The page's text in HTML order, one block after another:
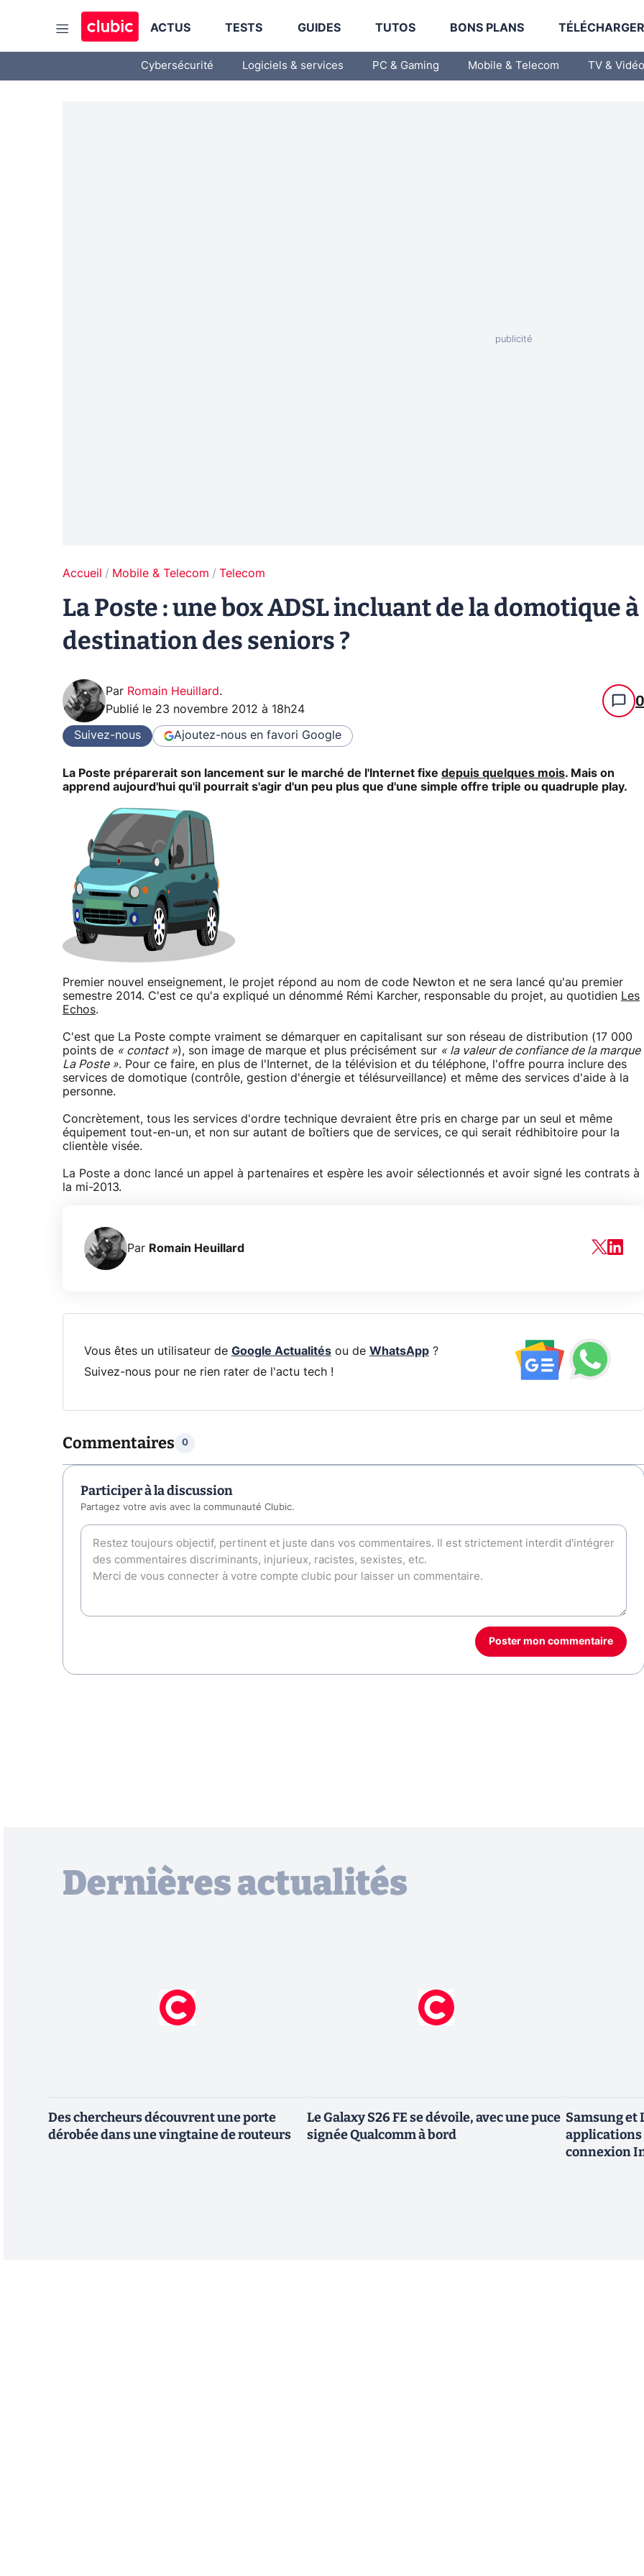
ACTUS TESTS GUIDES TUTOS BONS PLANS
Cybersécurité Logiciels & services PC & Gaming Mobile & Telecom TV & Vidéo
Accueil Mobile & Telecom Telecom
La Poste : une box ADSL incluant de la domotique à
destination des seniors ?
Par Romain Heuillard.
Publié le 23 novembre 2012 à 18h24 0
Suivez-nous Ajoutez-nous en favori Google
La Poste préparerait son lancement sur le marché de l'Internet fixe depuis quelques mois. Mais on
apprend aujourd'hui qu'il pourrait s'agir d'un peu plus que d'une simple offre triple ou quadruple play.
Premier nouvel enseignement, le projet répond au nom de code Newton et ne sera lancé qu'au premier
semestre 2014. C'est ce qu'a expliqué un dénommé Rémi Karcher, responsable du projet, au quotidien Les
Echos.
C'est que La Poste compte vraiment se démarquer en capitalisant sur son réseau de distribution (17 000
points de « contact »), son image de marque et plus précisément sur « la valeur de confiance de la marque
La Poste ». Pour ce faire, en plus de l'Internet, de la télévision et du téléphone, l'offre pourra inclure des
services de domotique (contrôle, gestion d'énergie et télésurveillance) et même des services d'aide à la
personne.
Concrètement, tous les services d'ordre technique devraient être pris en charge par un seul et même
équipement tout-en-un, et non sur autant de boîtiers que de services, ce qui serait rédhibitoire pour la
clientèle visée.
La Poste a donc lancé un appel à partenaires et espère les avoir sélectionnés et avoir signé les contrats à
la mi-2013.
Par Romain Heuillard
Vous êtes un utilisateur de Google Actualitésou de WhatsApp?
Suivez-nous pour ne rien rater de l'actu tech !
Commentaires 0
Participer à la discussion
Partagez votre avis avec la communauté Clubic.
Poster mon commentaire
Dernières actualités
Des chercheurs découvrent une porte
dérobée dans une vingtaine de routeurs
Le Galaxy S26 FE se dévoile, avec une puce
signée Qualcomm à bord
Samsung et
applications
connexion